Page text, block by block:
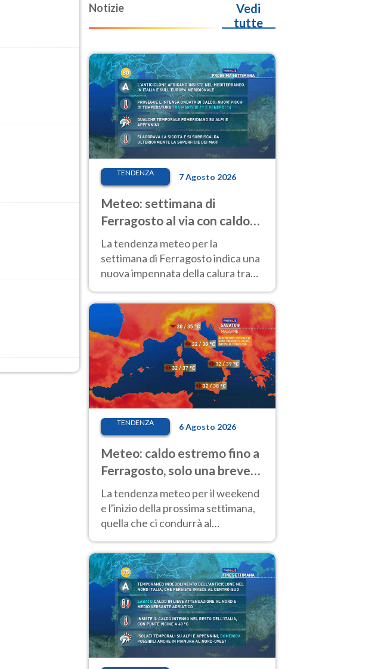
Notizie
Vedi
tutte
TENDENZA 7 Agosto 2026
Meteo: settimana di
Ferragosto al via con caldo
intenso e qualche temporale
La tendenza meteo per la
settimana di Ferragosto indica una
nuova impennata della calura tra
anche al Nord.
TENDENZA 6 Agosto 2026
Meteo: caldo estremo fino a
Ferragosto, solo una breve
pausa. Ecco dove
La tendenza meteo per il weekend
e l'inizio della prossima settimana,
quella che ci condurrà al
temperature molto elevate